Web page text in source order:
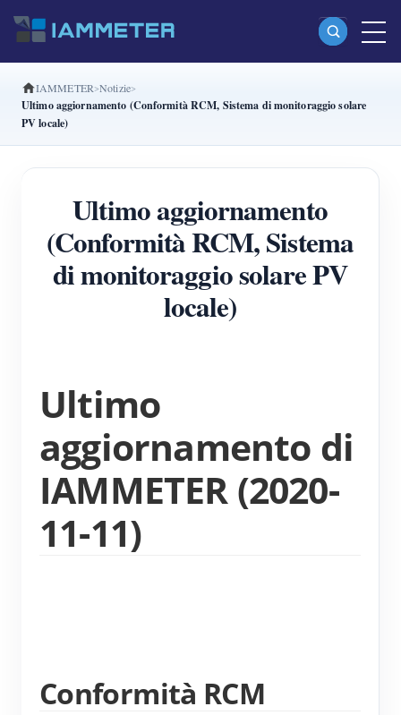
Prodotti
Misuratore di energia Wi-Fi split-phase (WEM2067)
Misuratore di energia Wi-Fi trifase (WEM3080T)
Misuratore di energia Wi-Fi trifase (WEM3046T)
Misuratore di energia Wi-Fi trifase (WEM3050T)
Controller di potenza WiFi
Caricatore EV
Simulatore IAMMETER
Misuratore virtuale
Sistema di previsione e simulazione energetica
Applicazioni
Domotica
Documentazione
Programma contributori
Soluzioni
IAMMETER Notizie
Ultimo aggiornamento (Conformità RCM, Sistema di monitoraggio solare
PV locale)
Ultimo aggiornamento
(Conformità RCM, Sistema
di monitoraggio solare PV
locale)
Ultimo
aggiornamento di
IAMMETER (2020-
11-11)
Conformità RCM